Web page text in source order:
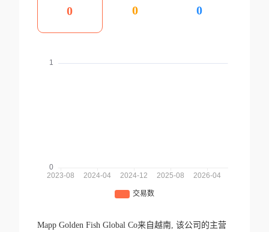
0 0 0
Mapp Golden Fish Global Co来自越南, 该公司的主营